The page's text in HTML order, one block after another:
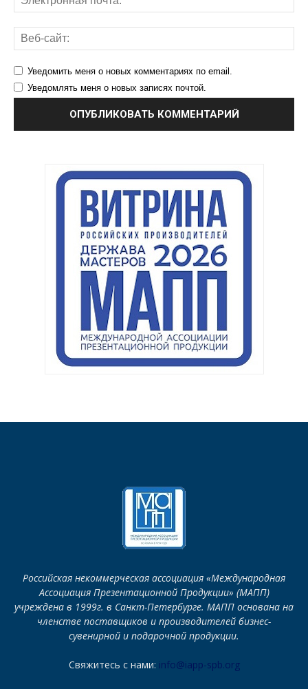
Уведомить меня о новых комментариях по email.
Уведомлять меня о новых записях почтой.
Российская некоммерческая ассоциация «Международная
Ассоциация Презентационной Продукции» (МАПП)
учреждена в 1999г. в Санкт-Петербурге. МАПП основана на
членстве поставщиков и производителей бизнес-
сувенирной и подарочной продукции.
Свяжитесь с нами: info@iapp-spb.org